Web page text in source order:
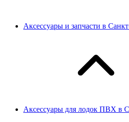
Аксессуары и запчасти в
Аксессуары для лодок ПВХ в